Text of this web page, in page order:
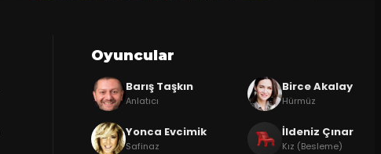
Oyuncular
Barış Taşkın
Anlatıcı
Birce Akalay
Hürmüz
Yonca Evcimik
Safinaz
İldeniz Çınar
Kız (Besleme)